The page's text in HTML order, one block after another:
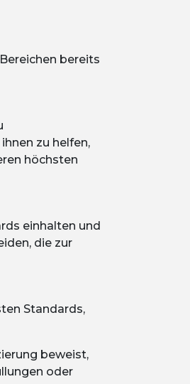
bereits
zu helfen,
höchsten
einhalten und
die zur
Standards,
beweist,
oder